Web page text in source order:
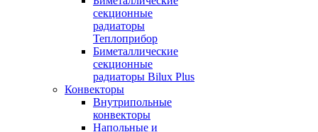
секционные
радиаторы
Теплоприбор
Биметаллические
секционные
радиаторы Bilux Plus
Конвекторы
Внутрипольные
конвекторы
Напольные и